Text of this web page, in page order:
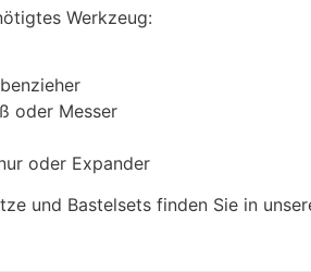
Werkzeug:
oder Messer
oder Expander
und Bastelsets finden Sie in